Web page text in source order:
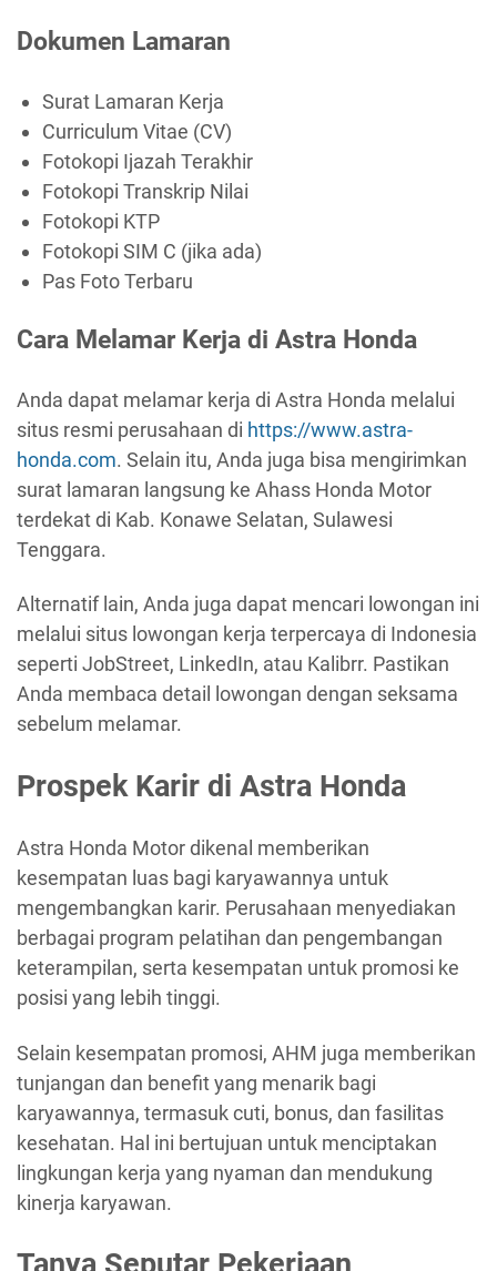
Dokumen Lamaran
Surat Lamaran Kerja
Curriculum Vitae (CV)
Fotokopi Ijazah Terakhir
Fotokopi Transkrip Nilai
Fotokopi KTP
Fotokopi SIM C (jika ada)
Pas Foto Terbaru
Cara Melamar Kerja di Astra Honda
Anda dapat melamar kerja di Astra Honda melalui
situs resmi perusahaan di https://www.astra-
honda.com. Selain itu, Anda juga bisa mengirimkan
surat lamaran langsung ke Ahass Honda Motor
terdekat di Kab. Konawe Selatan, Sulawesi
Tenggara.
Alternatif lain, Anda juga dapat mencari lowongan ini
melalui situs lowongan kerja terpercaya di Indonesia
seperti JobStreet, LinkedIn, atau Kalibrr. Pastikan
Anda membaca detail lowongan dengan seksama
sebelum melamar.
Prospek Karir di Astra Honda
Astra Honda Motor dikenal memberikan
kesempatan luas bagi karyawannya untuk
mengembangkan karir. Perusahaan menyediakan
berbagai program pelatihan dan pengembangan
keterampilan, serta kesempatan untuk promosi ke
posisi yang lebih tinggi.
Selain kesempatan promosi, AHM juga memberikan
tunjangan dan benefit yang menarik bagi
karyawannya, termasuk cuti, bonus, dan fasilitas
kesehatan. Hal ini bertujuan untuk menciptakan
lingkungan kerja yang nyaman dan mendukung
kinerja karyawan.